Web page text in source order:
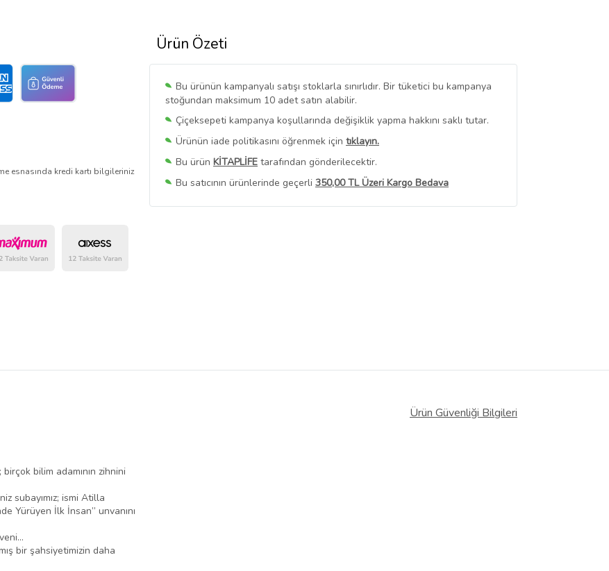
Ürün Özeti
Bu ürünün kampanyalı satışı stoklarla sınırlıdır. Bir tüketici bu kampanya
stoğundan maksimum 10 adet satın alabilir.
Çiçeksepeti kampanya koşullarında değişiklik yapma hakkını saklı tutar.
Ürünün iade politikasını öğrenmek için tıklayın.
Bu ürün KİTAPLİFE tarafından gönderilecektir.
Bu satıcının ürünlerinde geçerli 350,00 TL Üzeri Kargo Bedava
Bu SatıcınınTüm Ürünlerini Görüntüle
esnasında kredi kartı bilgileriniz
Ürün Güvenliği Bilgileri
bilim adamının zihnini
subayımız; ismi Atilla
Yürüyen İlk İnsan” unvanını
bir şahsiyetimizin daha